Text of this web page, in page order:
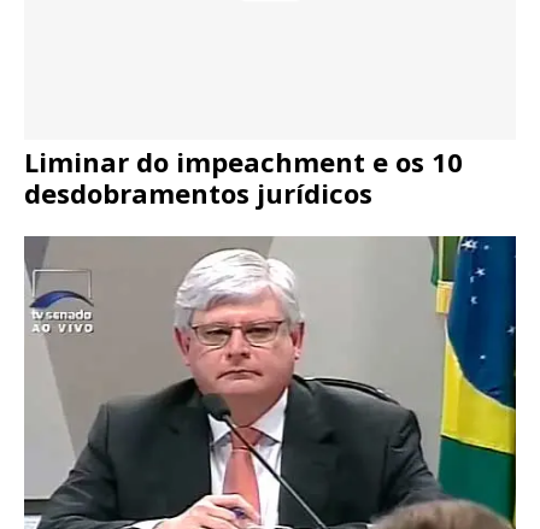
Liminar do impeachment e os 10
desdobramentos jurídicos